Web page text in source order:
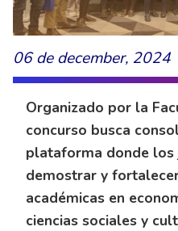
06 de december, 2024
Organizado por la
concurso busca
plataforma donde los
demostrar y
académicas en
ciencias sociales y